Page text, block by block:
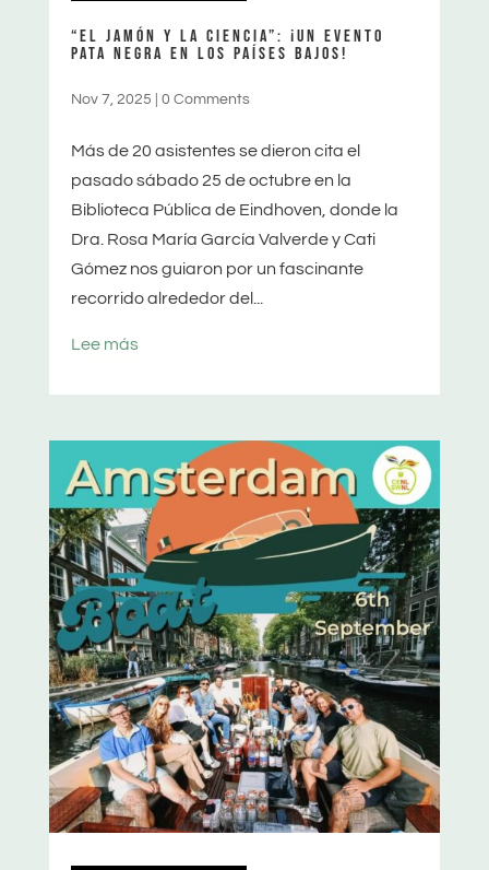
“EL JAMÓN Y LA CIENCIA”: ¡UN EVENTO
PATA NEGRA EN LOS PAÍSES BAJOS!
Nov 7, 2025 0 Comments
Más de 20 asistentes se dieron cita el
pasado sábado 25 de octubre en la
Biblioteca Pública de Eindhoven, donde la
Dra. Rosa María García Valverde y Cati
Gómez nos guiaron por un fascinante
recorrido alrededor del...
Lee más